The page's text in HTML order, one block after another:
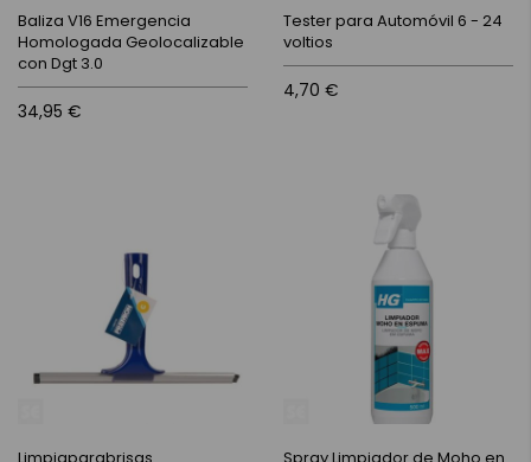
Baliza V16 Emergencia
Homologada Geolocalizable
con Dgt 3.0
34,95 €
Tester para Automóvil 6 - 24
voltios
4,70 €
Limpiaparabrisas
Spray Limpiador de Moho en